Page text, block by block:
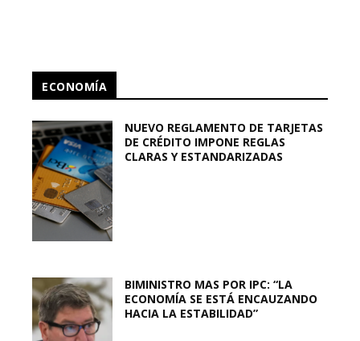
ECONOMÍA
NUEVO REGLAMENTO DE TARJETAS
DE CRÉDITO IMPONE REGLAS
CLARAS Y ESTANDARIZADAS
BIMINISTRO MAS POR IPC: “LA
ECONOMÍA SE ESTÁ ENCAUZANDO
HACIA LA ESTABILIDAD”